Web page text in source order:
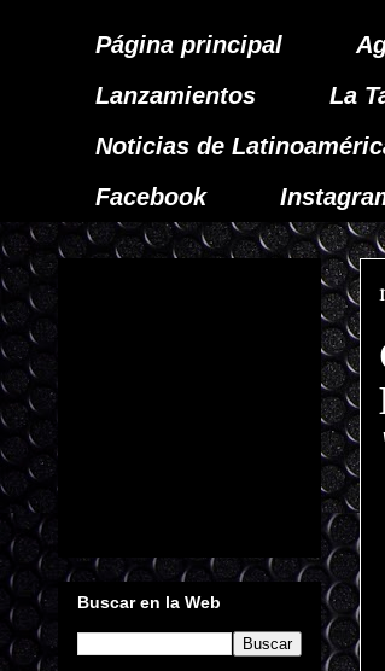
Página principal
Lanzamientos
La
Noticias de
Facebook
Buscar en la Web